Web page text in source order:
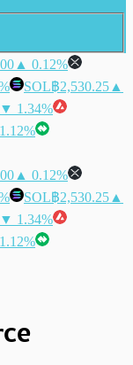
▲ 0.12%
SOL฿2,530.25 ▲
▼ 1.34%
▲ 0.12%
SOL฿2,530.25 ▲
▼ 1.34%